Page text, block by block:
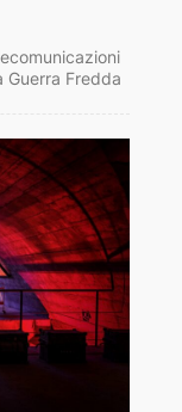
Guerra Fredda